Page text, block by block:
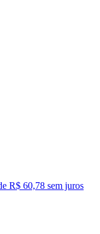
R$ 60,78 sem juros